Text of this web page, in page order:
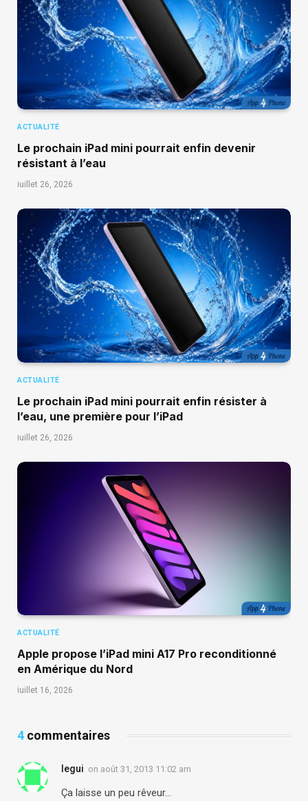
ACTUALITÉ
Le prochain iPad mini pourrait enfin devenir
résistant à l’eau
juillet 26, 2026
ACTUALITÉ
Le prochain iPad mini pourrait enfin résister à
l’eau, une première pour l’iPad
juillet 26, 2026
ACTUALITÉ
Apple propose l’iPad mini A17 Pro reconditionné
en Amérique du Nord
juillet 16, 2026
4 commentaires
legui on août 31, 2013 11:02 am
Ça laisse un peu rêveur…